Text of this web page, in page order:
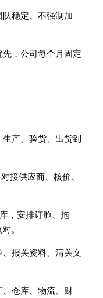
稳定、不强制加
，公司每个月固定
产、验货、出货到
接供应商、核价、
，安排订舱、拖
。
报关资料、清关文
仓库、物流、财